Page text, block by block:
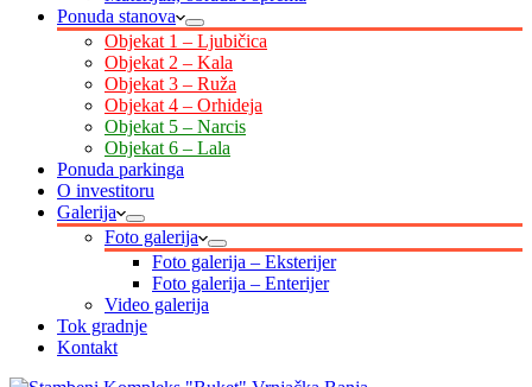
Ponuda stanova
Objekat 1 – Ljubičica
Objekat 2 – Kala
Objekat 3 – Ruža
Objekat 4 – Orhideja
Objekat 5 – Narcis
Objekat 6 – Lala
Ponuda parkinga
O investitoru
Galerija
Foto galerija
Foto galerija – Eksterijer
Foto galerija – Enterijer
Video galerija
Tok gradnje
Kontakt